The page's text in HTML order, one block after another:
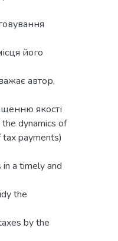
його
автор,
якості
the dynamics of
payments)
a timely and
the
by the